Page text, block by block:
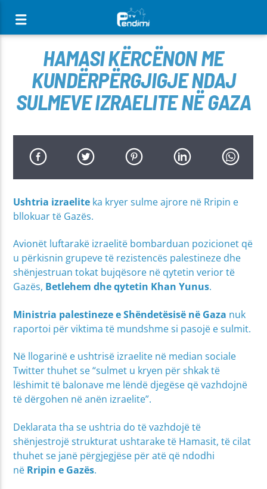
HAMASI KËRCËNON ME
KUNDËRPËRGJIGJE NDAJ
SULMEVE IZRAELITE NË GAZA
Ushtria izraelite ka kryer sulme ajrore në Rripin e
bllokuar të Gazës.
Avionët luftarakë izraelitë bombarduan pozicionet që
u përkisnin grupeve të rezistencës palestineze dhe
shënjestruan tokat bujqësore në qytetin verior të
Gazës, Betlehem dhe qytetin Khan Yunus.
Ministria palestineze e Shëndetësisë në Gaza nuk
raportoi për viktima të mundshme si pasojë e sulmit.
Në llogarinë e ushtrisë izraelite në median sociale
Twitter thuhet se “sulmet u kryen për shkak të
lëshimit të balonave me lëndë djegëse që vazhdojnë
të dërgohen në anën izraelite”.
Deklarata tha se ushtria do të vazhdojë të
shënjestrojë strukturat ushtarake të Hamasit, të cilat
thuhet se janë përgjegjëse për atë që ndodhi
në Rripin e Gazës.